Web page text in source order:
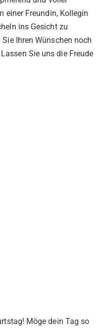
einer Freundin, Kollegin
ins Gesicht zu
Ihren Wünschen noch
Sie uns die Freude
Möge dein Tag so